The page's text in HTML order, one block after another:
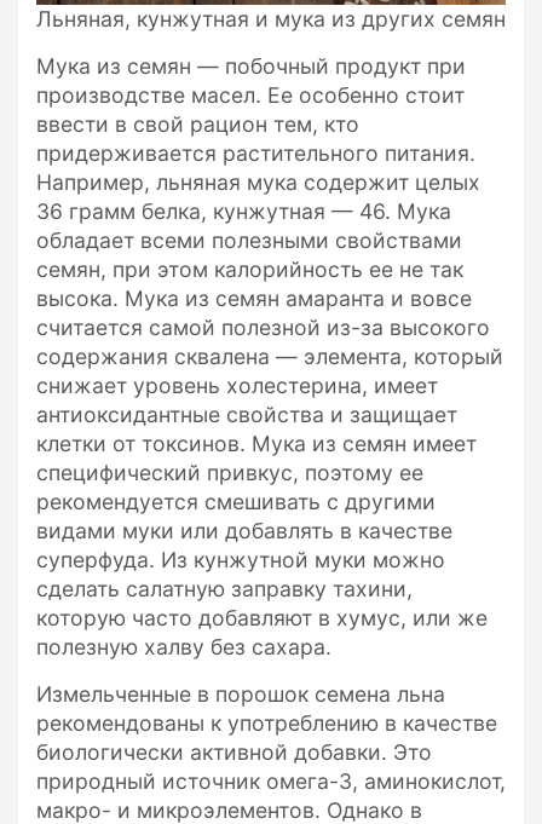
Льняная, кунжутная и мука из других семян
Мука из семян — побочный продукт при
производстве масел. Ее особенно стоит
ввести в свой рацион тем, кто
придерживается растительного питания.
Например, льняная мука содержит целых
36 грамм белка, кунжутная — 46. Мука
обладает всеми полезными свойствами
семян, при этом калорийность ее не так
высока. Мука из семян амаранта и вовсе
считается самой полезной из-за высокого
содержания сквалена — элемента, который
снижает уровень холестерина, имеет
антиоксидантные свойства и защищает
клетки от токсинов. Мука из семян имеет
специфический привкус, поэтому ее
рекомендуется смешивать с другими
видами муки или добавлять в качестве
суперфуда. Из кунжутной муки можно
сделать салатную заправку тахини,
которую часто добавляют в хумус, или же
полезную халву без сахара.
Измельченные в порошок семена льна
рекомендованы к употреблению в качестве
биологически активной добавки. Это
природный источник омега-3, аминокислот,
макро- и микроэлементов. Однако в